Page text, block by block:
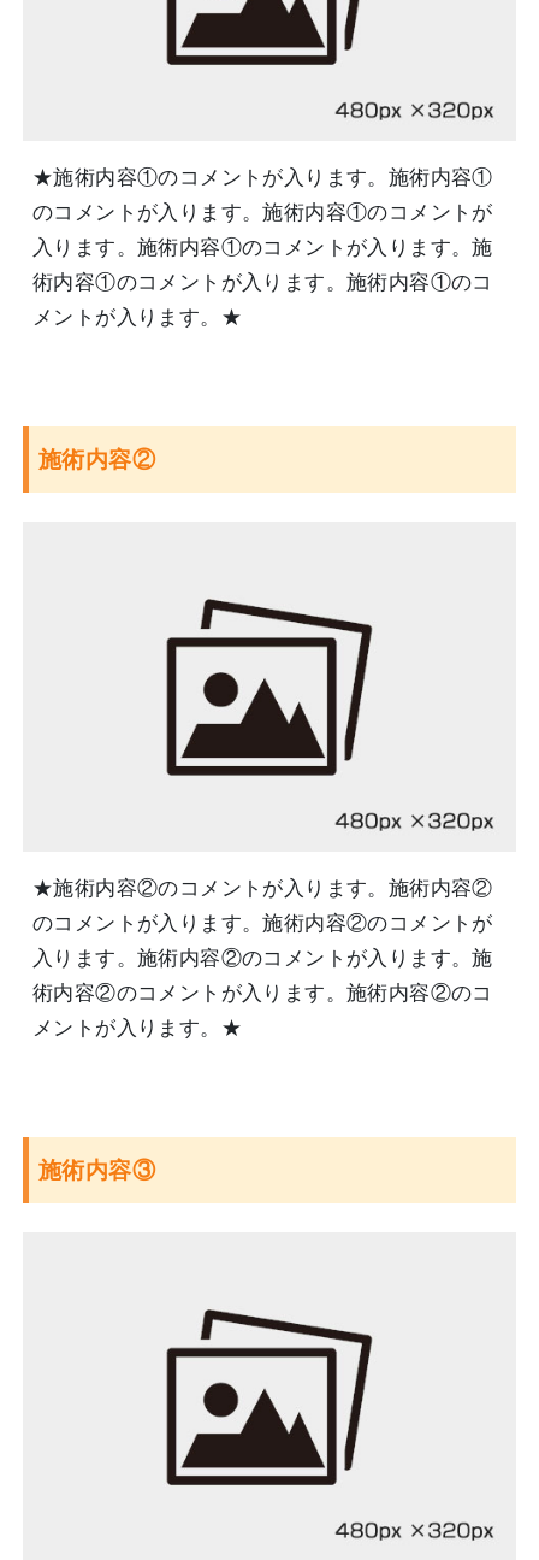
★施術内容①のコメントが入ります。施術内容①
のコメントが入ります。施術内容①のコメントが
入ります。施術内容①のコメントが入ります。施
術内容①のコメントが入ります。施術内容①のコ
メントが入ります。★
施術内容②
★施術内容②のコメントが入ります。施術内容②
のコメントが入ります。施術内容②のコメントが
入ります。施術内容②のコメントが入ります。施
術内容②のコメントが入ります。施術内容②のコ
メントが入ります。★
施術内容③